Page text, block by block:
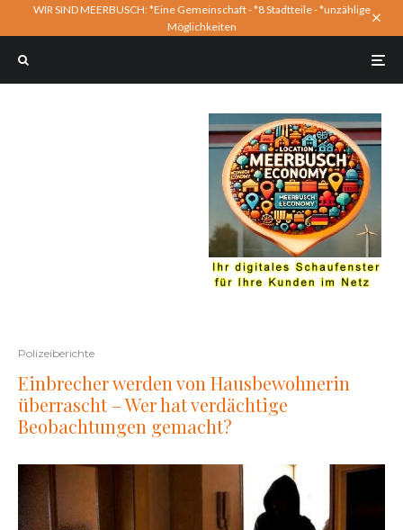
WIR SIND MEERBUSCH: *Eine Gemeinschaft - *8 Stadtteile - *unzählige
Möglichkeiten
Polizeiberichte
Einbrecher werden von Hausbewohnerin
überrascht – Wer hat verdächtige
Beobachtungen gemacht?